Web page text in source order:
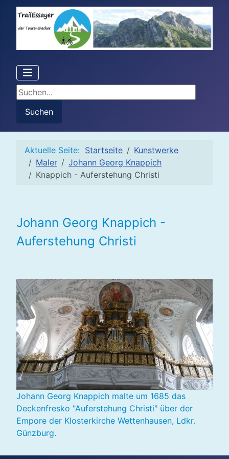
Suchen...
Suchen
Aktuelle Seite: Startseite
Kunstwerke
Maler
Johann Georg Knappich
Knappich - Auferstehung Christi
Johann Georg Knappich -
Auferstehung Christi
Johann Georg Knappich malte um 1685 das
Deckenfresko "Auferstehung Christi" über der
Empore der Klosterkirche Wettenhausen, Ldkr.
Günzburg.